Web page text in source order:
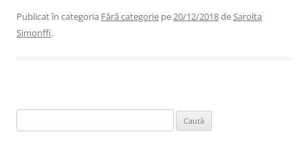
Publicat în categoria Fără categorie pe20/12/2018deSarolta
Simonffi.
după: